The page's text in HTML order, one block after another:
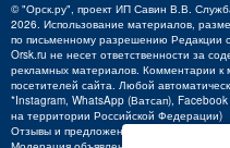
©"Орск.ру", проект ИП Савин В.В.
2026. Использование материалов,
по письменному разрешению Редакции
Orsk.ru не несет ответственности за
рекламных материалов. Комментарии к
посетителей сайта. Любой
*Instagram, WhatsApp (Ватсап),
на территории Российской Федерации)
Отзывы и предложения о работе